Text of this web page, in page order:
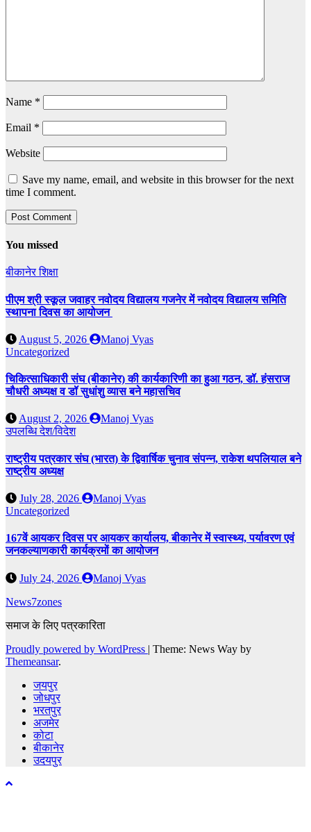
Name *
Email *
Website
Save my name, email, and website in this browser for the next
time I comment.
You missed
बीकानेरशिक्षा
पीएम श्री स्कूल जवाहर नवोदय विद्यालय गजनेर में नवोदय विद्यालय समिति
स्थापना दिवस का आयोजन
August 5, 2026
Manoj Vyas
Uncategorized
चिकित्साधिकारी संघ (बीकानेर) की कार्यकारिणी का हुआ गठन, डॉ. हंसराज
चौधरी अध्यक्ष व डॉ सुधांशु व्यास बने महासचिव
August 2, 2026
Manoj Vyas
उपलब्धिदेश/विदेश
राष्ट्रीय पत्रकार संघ (भारत) के द्विवार्षिक चुनाव संपन्न, राकेश थपलियाल बने
राष्ट्रीय अध्यक्ष
July 28, 2026
Manoj Vyas
Uncategorized
167वें आयकर दिवस पर आयकर कार्यालय, बीकानेर में स्वास्थ्य, पर्यावरण एवं
जनकल्याणकारी कार्यक्रमों का आयोजन
July 24, 2026
Manoj Vyas
News7zones
समाज के लिए पत्रकारिता
Proudly powered by WordPress | Theme: News Way by
Themeansar.
जयपुर
जोधपुर
भरतपुर
अजमेर
कोटा
बीकानेर
उदयपुर